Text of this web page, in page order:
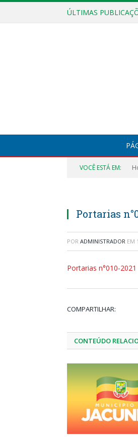
ÚLTIMAS
VOCÊ ESTÁ EM:
Portarias
POR ADMINISTRADOR EM
Portarias n°010-2021
COMPARTILHAR:
CONTEÚDO